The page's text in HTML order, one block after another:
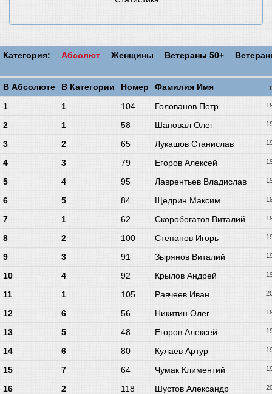
Категория: Абсолют Женщины Ветераны 50+
В Абсолюте В Категории Номер Фамилия Имя
1 1 104 Голованов Петр
2 1 58 Шаповал Олег
3 2 65 Лукашов Станислав
4 3 79 Егоров Алексей
5 4 95 Лаврентьев Владислав
6 5 84 Щедрин Максим
7 1 62 Скоробогатов Виталий
8 2 100 Степанов Игорь
9 3 91 Зырянов Виталий
10 4 92 Крылов Андрей
11 1 105 Равчеев Иван
12 6 56 Никитин Олег
13 5 48 Егоров Алексей
14 6 80 Кулаев Артур
15 7 64 Чумак Климентий
16 2 118 Шустов Александр